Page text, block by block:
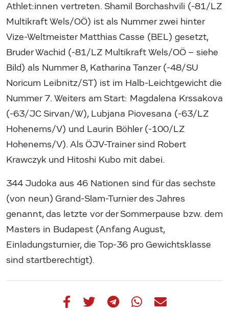
Athlet:innen vertreten. Shamil Borchashvili (-81/LZ
Multikraft Wels/OÖ) ist als Nummer zwei hinter
Vize-Weltmeister Matthias Casse (BEL) gesetzt,
Bruder Wachid (-81/LZ Multikraft Wels/OÖ – siehe
Bild) als Nummer 8, Katharina Tanzer (-48/SU
Noricum Leibnitz/ST) ist im Halb-Leichtgewicht die
Nummer 7. Weiters am Start: Magdalena Krssakova
(-63/JC Sirvan/W), Lubjana Piovesana (-63/LZ
Hohenems/V) und Laurin Böhler (-100/LZ
Hohenems/V). Als ÖJV-Trainer sind Robert
Krawczyk und Hitoshi Kubo mit dabei.
344 Judoka aus 46 Nationen sind für das sechste
(von neun) Grand-Slam-Turnier des Jahres
genannt, das letzte vor der Sommerpause bzw. dem
Masters in Budapest (Anfang August,
Einladungsturnier, die Top-36 pro Gewichtsklasse
sind startberechtigt).